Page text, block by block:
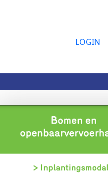
LOGIN